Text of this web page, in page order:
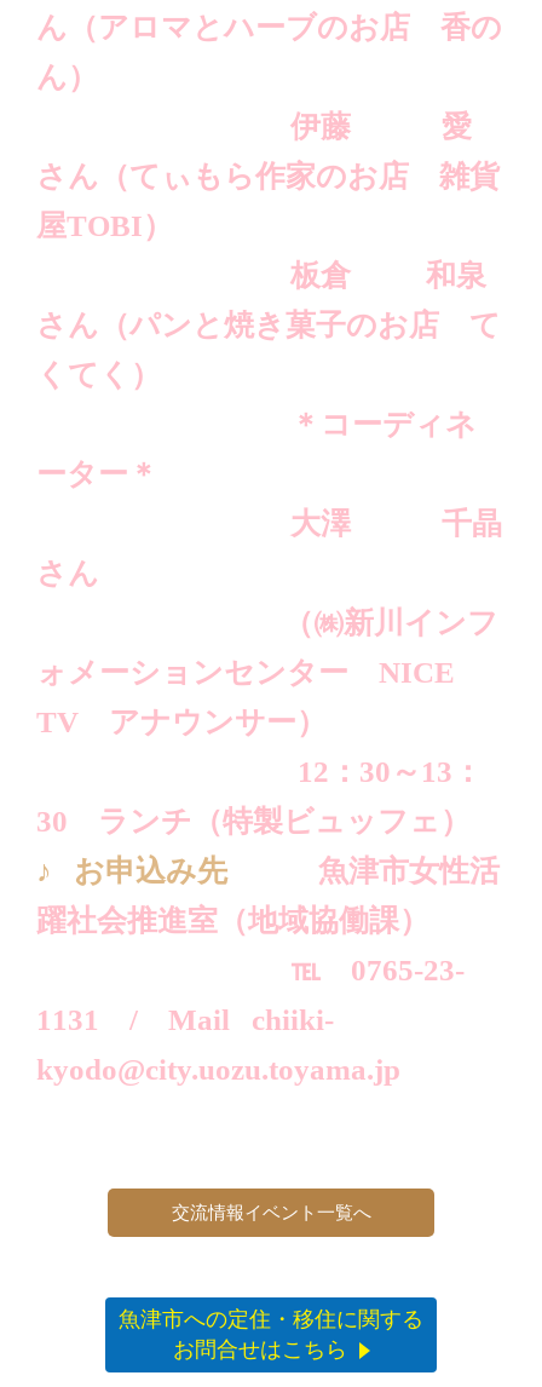
ん（アロマとハーブのお店 香の
ん）
伊藤 愛
さん（てぃもら作家のお店 雑貨
屋TOBI）
板倉 和泉
さん（パンと焼き菓子のお店 て
くてく）
＊コーディネ
ーター＊
大澤 千晶
さん
（㈱新川インフ
ォメーションセンター NICE
TV アナウンサー）
12：30～13：
30 ランチ（特製ビュッフェ）
♪ お申込み先
魚津市女性活
躍社会推進室（地域協働課）
℡ 0765-23-
1131 / Mail chiiki-
kyodo@city.uozu.toyama.jp
交流情報イベント一覧へ
魚津市への定住・移住に関する
お問合せはこちら